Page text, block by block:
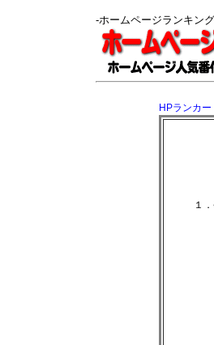
-ホームページランキン
HPランカー
１